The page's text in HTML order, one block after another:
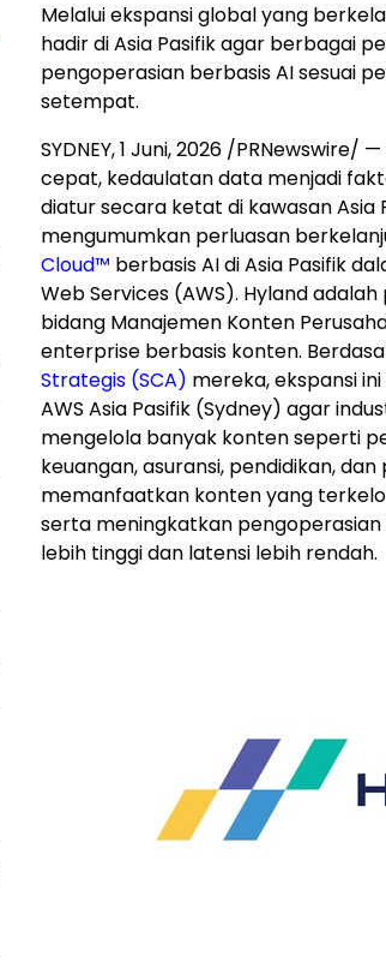
Melalui ekspansi global yang
hadir di Asia Pasifik agar berbagai
pengoperasian berbasis AI sesuai
setempat.
SYDNEY,1 Juni, 2026 /PRNewswire/ —
cepat, kedaulatan data menjadi
diatur secara ketat di kawasan Asia
mengumumkan perluasan
Cloud™ berbasis AI di Asia Pasifik
Web Services (AWS). Hyland
bidang Manajemen Konten
enterprise berbasis konten.
Strategis (SCA) mereka, ekspansi
AWS Asia Pasifik (Sydney) agar
mengelola banyak konten seperti
keuangan, asuransi, pendidikan,
memanfaatkan konten yang
serta meningkatkan
lebih tinggi dan latensi lebih rendah.